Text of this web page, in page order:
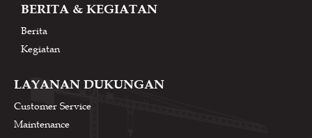
BERITA & KEGIATAN
Berita
Kegiatan
LAYANAN DUKUNGAN
Customer Service
Maintenance